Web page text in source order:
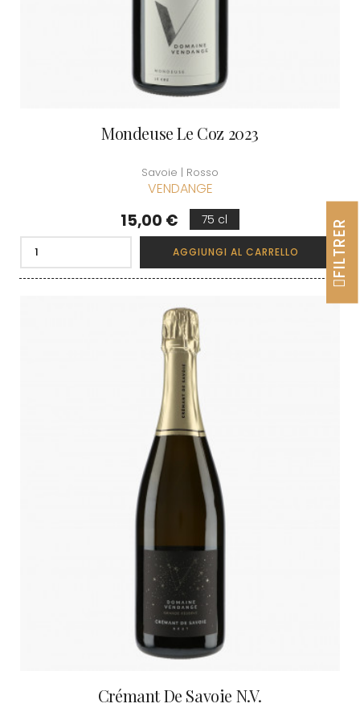
Mondeuse Le Coz 2023
Savoie | Rosso
VENDANGE
Prezzo
15,00 € 75 cl
AGGIUNGI AL CARRELLO
Crémant De Savoie N.V.
FILTRER